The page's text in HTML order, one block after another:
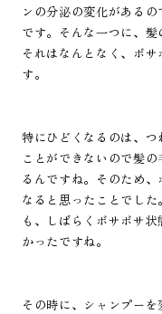
ンの分泌の変化がある
です。そんな一つに、髪
それはなんとなく、ボ
す。
特にひどくなるのは、
ことができないので髪
るんですね。そのため
なると思ったことでし
も、しばらくボサボサ
かったですね。
その時に、シャンプー